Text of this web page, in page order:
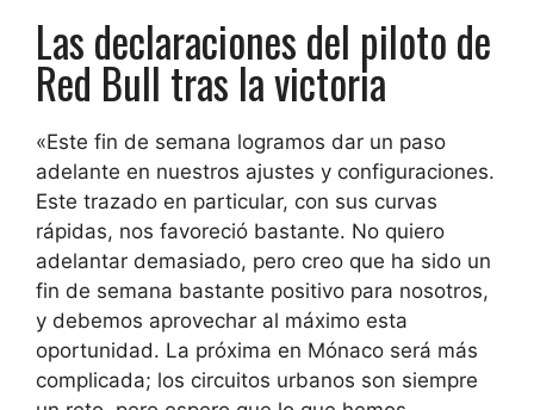
Las declaraciones del piloto de
Red Bull tras la victoria
«Este fin de semana logramos dar un paso
adelante en nuestros ajustes y configuraciones.
Este trazado en particular, con sus curvas
rápidas, nos favoreció bastante. No quiero
adelantar demasiado, pero creo que ha sido un
fin de semana bastante positivo para nosotros,
y debemos aprovechar al máximo esta
oportunidad. La próxima en Mónaco será más
complicada; los circuitos urbanos son siempre